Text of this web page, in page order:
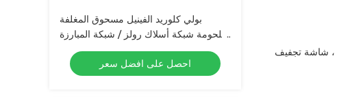
بولي كلوريد الفينيل مسحوق المغلفة
ملحومة شبكة أسلاك رولز / شبكة المبارزة
رولز 1 '' الطول
احصل على افضل سعر
، شاشة تجفيف